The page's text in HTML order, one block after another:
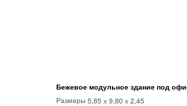
Бежевое модульное здание под
Размеры 5,85 х 9,80 х 2,45